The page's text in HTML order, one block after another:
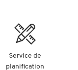
Service de
planification